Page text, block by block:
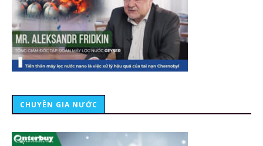
CHUYÊN GIA NƯỚC